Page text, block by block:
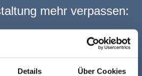
Details Über Cookies
mehr verpassen:
MVFP Akademie
anmelden!